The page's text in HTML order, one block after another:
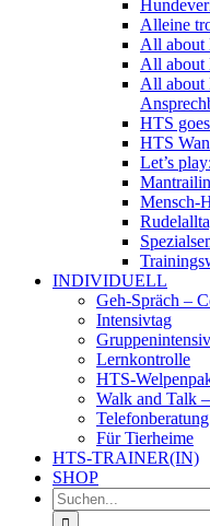
Alleine
All about
All about
All about
HTS
HTS
Let’s
Mensch-
INDIVIDUELL
Geh-Spräch –
Intensivtag
Lernkontrolle
HTS-
Walk and Talk
Telefonberatung
Für Tierheime
HTS-TRAINER(IN)
SHOP
Suche
nach: